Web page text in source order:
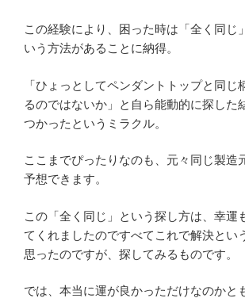
この経験により、困った時は「全く同じ
いう方法があることに納得。
「ひょっとしてペンダントトップと同じ
るのではないか」と自ら能動的に探した
つかったというミラクル。
ここまでぴったりなのも、元々同じ製造
予想できます。
この「全く同じ」という探し方は、幸運
てくれましたのですべてこれで解決とい
思ったのですが、探してみるものです。
では、本当に運が良かっただけなのかと